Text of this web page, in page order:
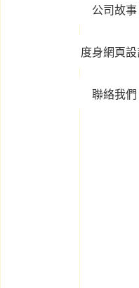
公司故事
度身網頁
聯絡我們